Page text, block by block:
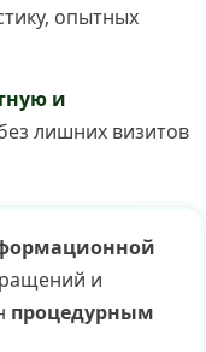
опытных
и
лишних визитов
и
процедурным